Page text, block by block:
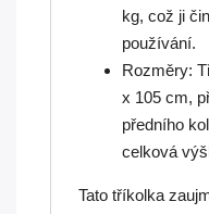
kg, což ji
používání.
Rozměry:
x 105 cm,
předního
celková
Tato tříkolka